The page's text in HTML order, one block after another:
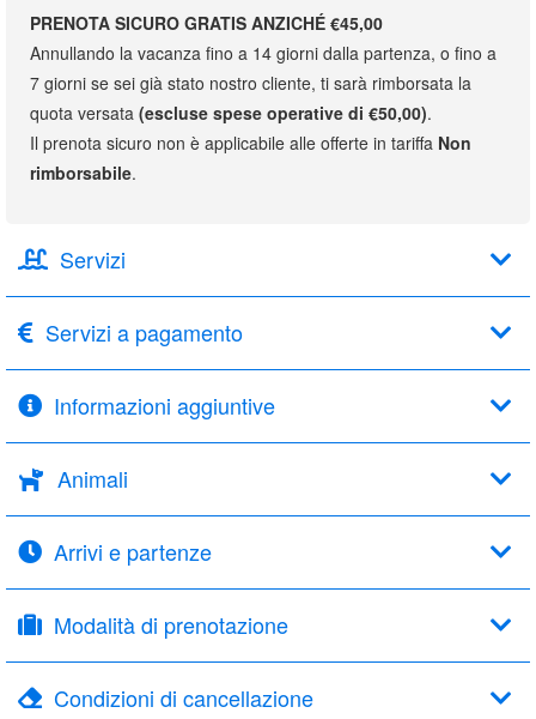
PRENOTA SICURO GRATIS ANZICHÉ €45,00
Annullando la vacanza fino a 14 giorni dalla partenza, o fino a
7 giorni se sei già stato nostro cliente, ti sarà rimborsata la
quota versata (escluse spese operative di €50,00).
Il prenota sicuro non è applicabile alle offerte in tariffa Non
rimborsabile.
Servizi
Servizi a pagamento
Informazioni aggiuntive
Animali
Arrivi e partenze
Modalità di prenotazione
Condizioni di cancellazione